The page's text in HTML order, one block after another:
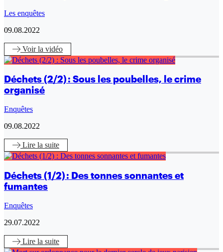
Les enquêtes
09.08.2022
Voirla vidéo
Déchets (2/2) : Sous les poubelles, le crime
organisé
Enquêtes
09.08.2022
Lire la suite
Déchets (1/2) : Des tonnes sonnantes et
fumantes
Enquêtes
29.07.2022
Lire la suite